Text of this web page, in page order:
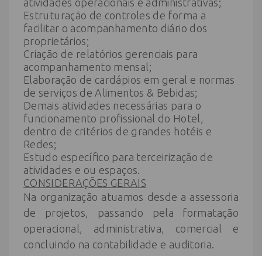
Estruturação de controles de forma a
facilitar o acompanhamento diário dos
proprietários;
Criação de relatórios gerenciais para
acompanhamento mensal;
Elaboração de cardápios em geral e normas
de serviços de Alimentos & Bebidas;
Demais atividades necessárias para o
funcionamento profissional do Hotel,
dentro de critérios de grandes hotéis e
Redes;
Estudo específico para terceirização de
atividades e ou espaços.
CONSIDERAÇÕES GERAIS
Na organização atuamos desde a assessoria
de projetos, passando pela formatação
operacional, administrativa, comercial e
concluindo na contabilidade e auditoria.